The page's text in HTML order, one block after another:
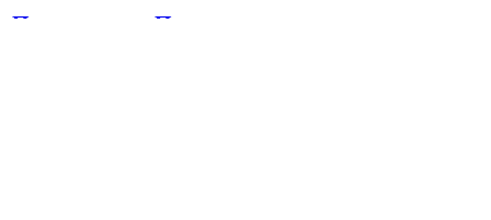
Паста Печива